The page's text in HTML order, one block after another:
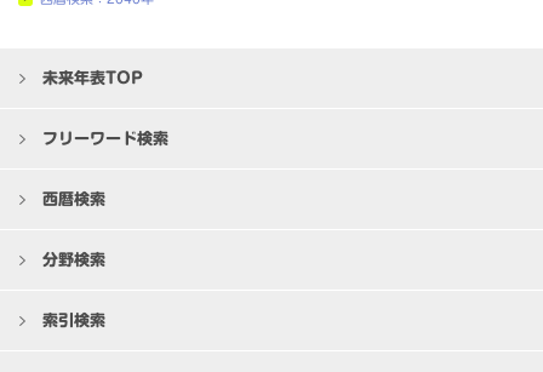
未来年表TOP
フリーワード検索
西暦検索
分野検索
索引検索